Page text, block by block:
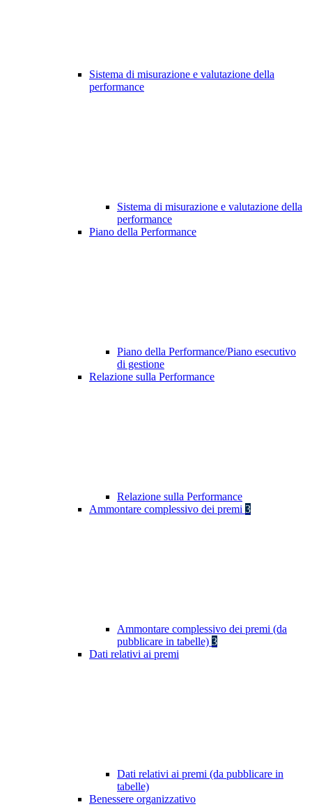
Sistema di misurazione e valutazione della
performance
Sistema di misurazione e valutazione della
performance
Piano della Performance
Piano della Performance/Piano esecutivo
di gestione
Relazione sulla Performance
Relazione sulla Performance
Ammontare complessivo dei premi 3
Ammontare complessivo dei premi (da
pubblicare in tabelle) 3
Dati relativi ai premi
Dati relativi ai premi (da pubblicare in
tabelle)
Benessere organizzativo